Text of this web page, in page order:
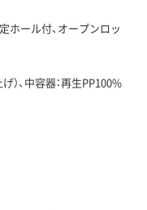
ホール付、オープンロッ
）、中容器：再生PP100%